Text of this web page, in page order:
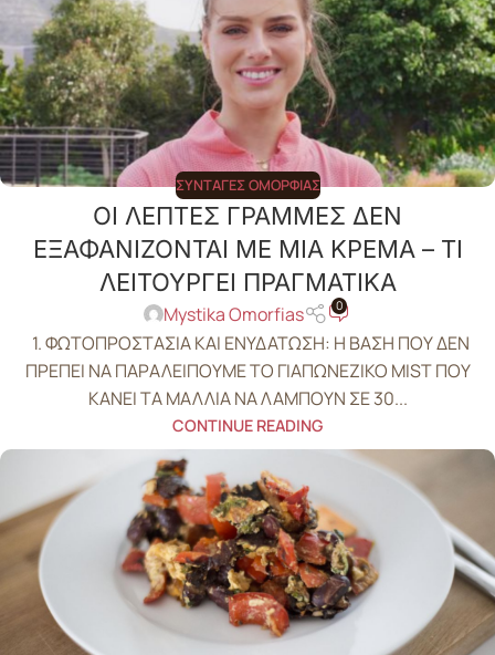
ΣΥΝΤΑΓΈΣ ΟΜΟΡΦΙΆΣ
ΟΙ ΛΕΠΤΕΣ ΓΡΑΜΜΕΣ ΔΕΝ
ΕΞΑΦΑΝΙΖΟΝΤΑΙ ΜΕ ΜΙΑ ΚΡΕΜΑ – ΤΙ
ΛΕΙΤΟΥΡΓΕΙ ΠΡΑΓΜΑΤΙΚΑ
Mystika Omorfias 0
1. ΦΩΤΟΠΡΟΣΤΑΣΙΑ ΚΑΙ ΕΝΥΔΑΤΩΣΗ: Η ΒΑΣΗ ΠΟΥ ΔΕΝ
ΠΡΕΠΕΙ ΝΑ ΠΑΡΑΛΕΙΠΟΥΜΕ ΤΟ ΓΙΑΠΩΝΕΖΙΚΟ MIST ΠΟΥ
ΚΑΝΕΙ ΤΑ ΜΑΛΛΙΑ ΝΑ ΛΑΜΠΟΥΝ ΣΕ 30...
CONTINUE READING